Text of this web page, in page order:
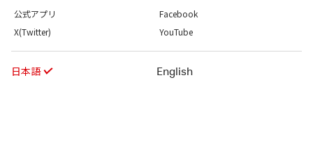
公式アプリ
Facebook
X(Twitter)
YouTube
日本語 English